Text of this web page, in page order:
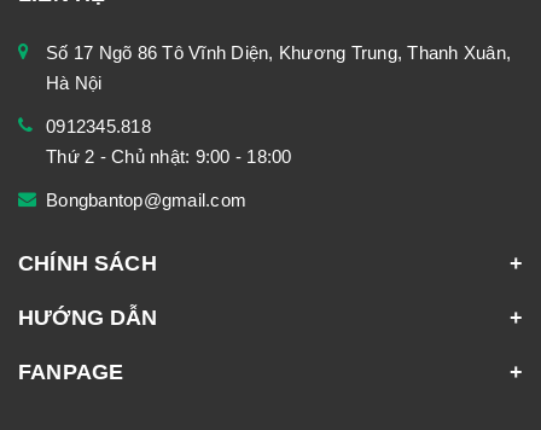
Số 17 Ngõ 86 Tô Vĩnh Diện, Khương Trung, Thanh Xuân,
Hà Nội
0912345.818
Thứ 2 - Chủ nhật: 9:00 - 18:00
Bongbantop@gmail.com
CHÍNH SÁCH
HƯỚNG DẪN
FANPAGE